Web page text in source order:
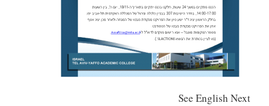
See English Next